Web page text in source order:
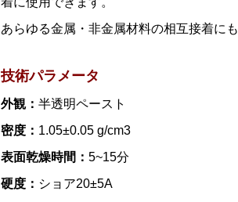
あらゆる金属・非金属材料の相互接着に
技術パラメータ
外観： 半透明ペースト
密度： 1.05±0.05 g/cm3
表面乾燥時間： 5~15分
硬度： ショア20±5A